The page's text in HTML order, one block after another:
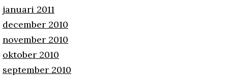
januari 2011
december 2010
november 2010
oktober 2010
september 2010